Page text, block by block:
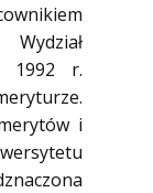
1992 r.
i